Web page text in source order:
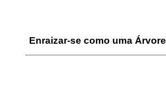
Enraizar-se como uma Árvore